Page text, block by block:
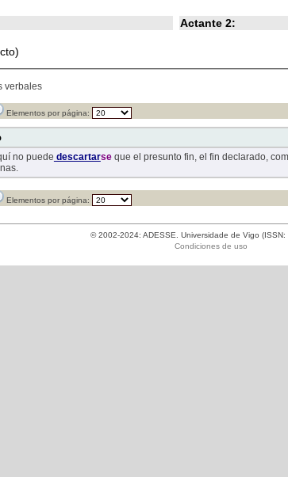
Actante 2:
verbales
Elementos por página:
no puede descartarseque el presunto fin, el fin declarado,
Elementos por página:
© 2002-2024: ADESSE. Universidade de Vigo
Condiciones de uso